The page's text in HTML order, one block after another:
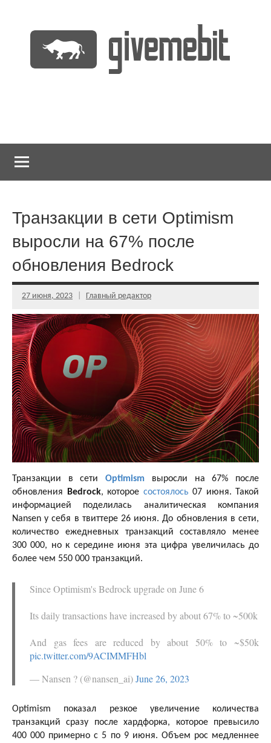
содержимому
Транзакции в сети Optimism
выросли на 67% после
обновления Bedrock
27 июня, 2023 Главный редактор
Транзакции в сетиOptimism выросли на 67% после
обновления
Bedrock, которое состоялось 07 июня. Такой
информацией поделилась аналитическая компания
Nansen у себя в твиттере 26 июня. До обновления в сети,
количество ежедневных транзакций составляло менее
300 000, но к середине июня эта цифра увеличилась до
более чем 550 000 транзакций.
Since Optimism's Bedrock upgrade on June 6
Its daily transactions have increased by about 67% to ~500k
And gas fees are reduced by about 50% to ~$50k
pic.twitter.com/9ACIMMFHbl
— Nansen ? (@nansen_ai)June 26, 2023
Optimism показал резкое увеличение количества
транзакций сразу после хардфорка, которое превысило
400 000 примерно с 5 по 9 июня. Объем рос медленнее